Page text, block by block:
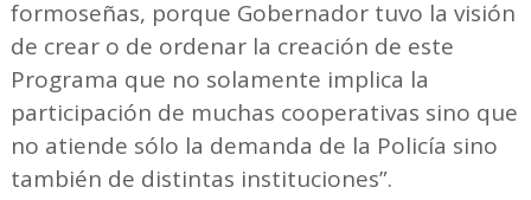
formoseñas, porque Gobernador tuvo la visión
de crear o de ordenar la creación de este
Programa que no solamente implica la
participación de muchas cooperativas sino que
no atiende sólo la demanda de la Policía sino
también de distintas instituciones”.